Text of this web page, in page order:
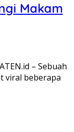
Makam
– Sebuah
viral beberapa